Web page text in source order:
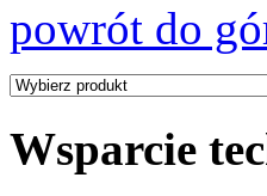
powrót do
Wsparcie